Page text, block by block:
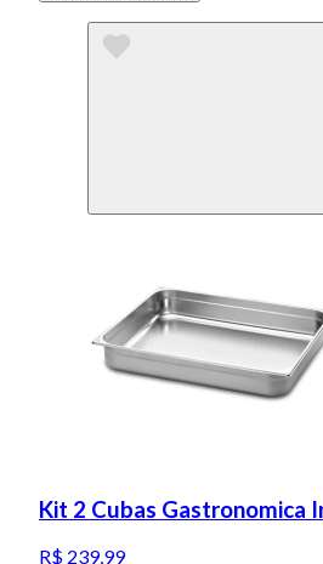
Kit 2 Cubas Gastronomica
R$ 239,99